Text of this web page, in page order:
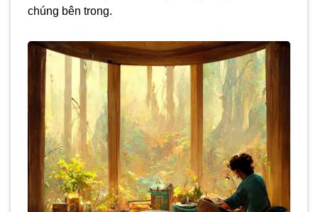
chúng bên trong.